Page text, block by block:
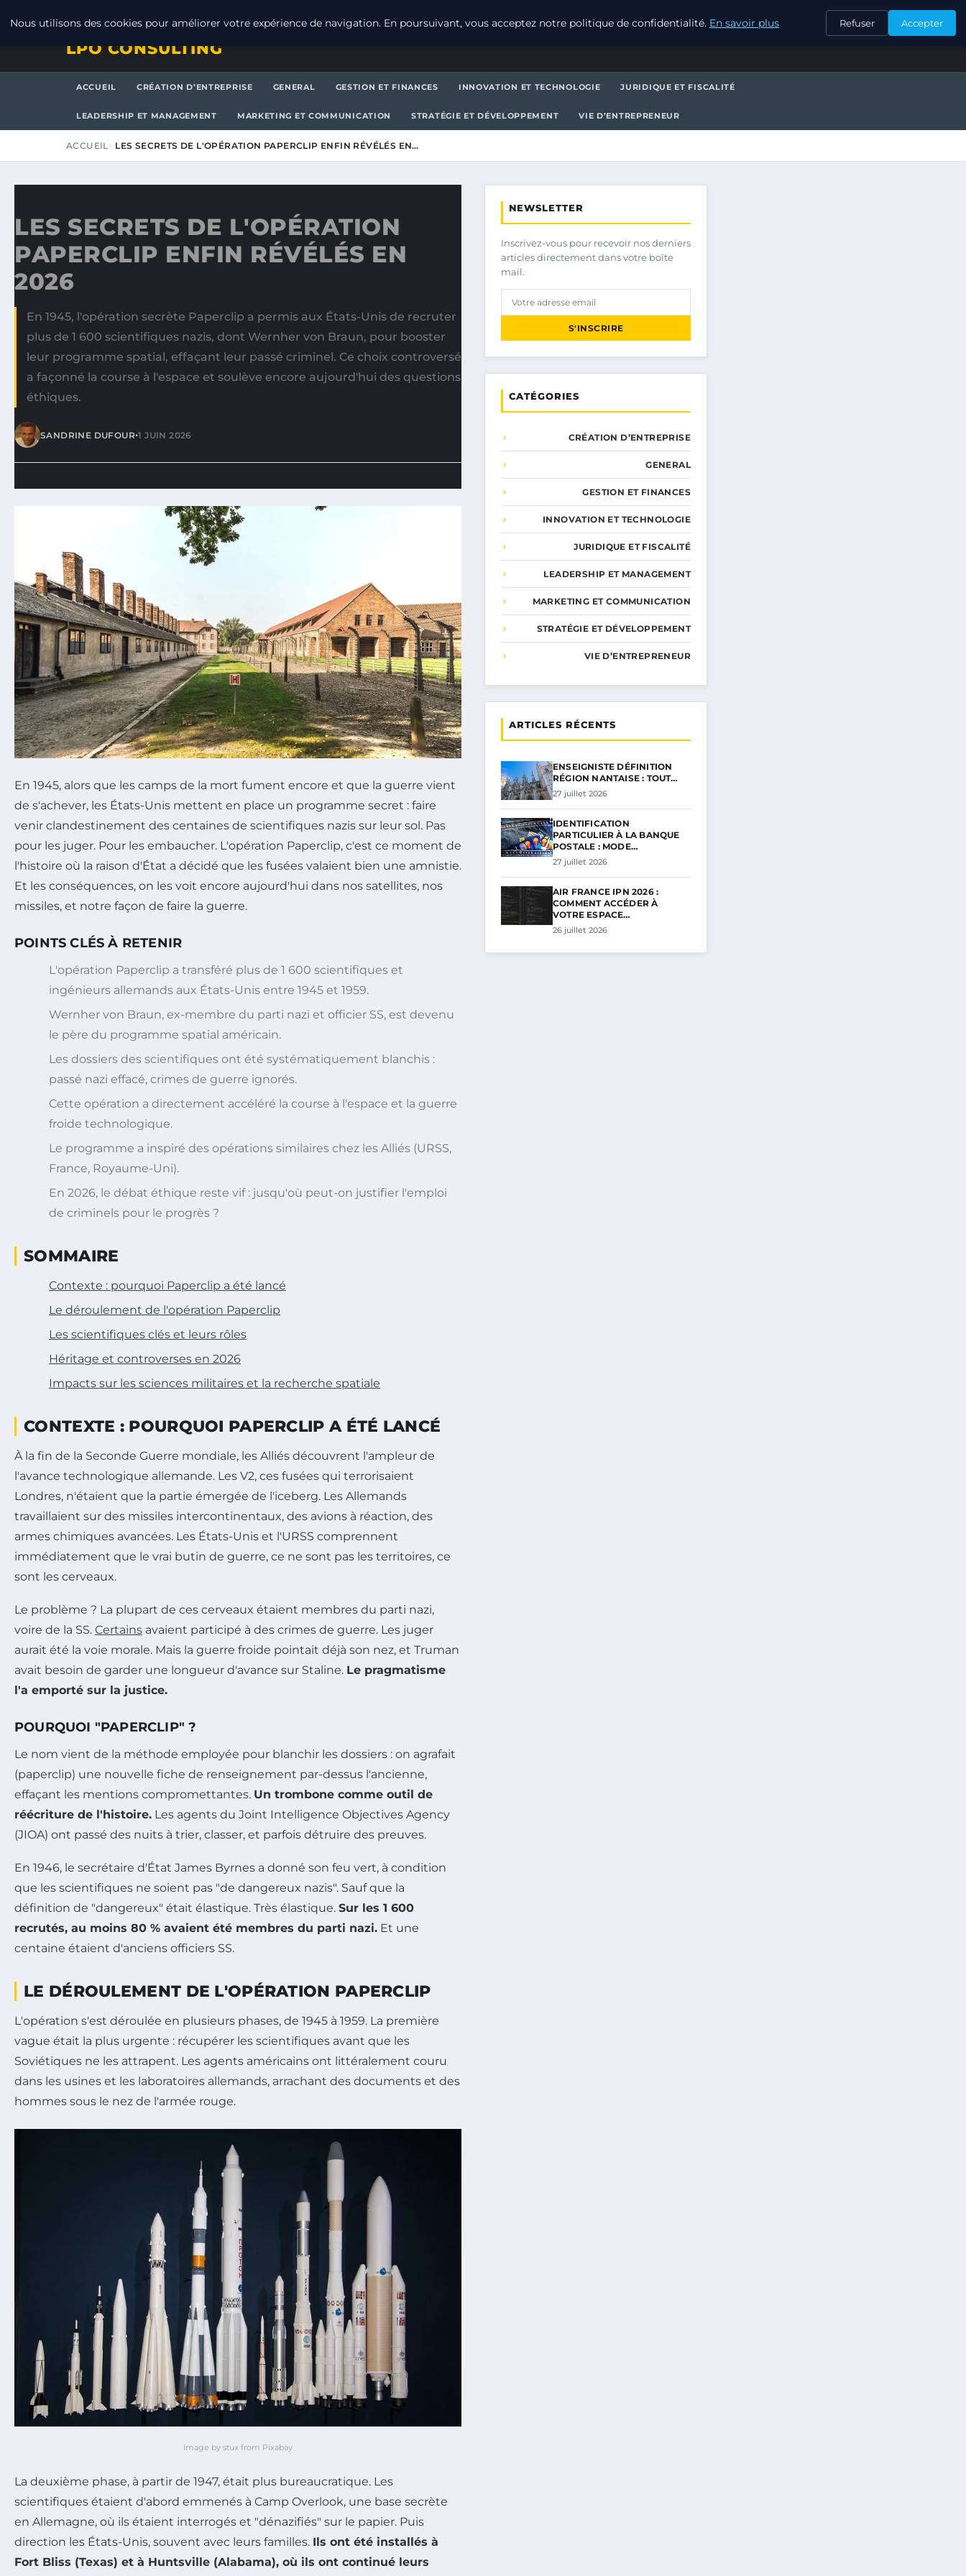
CONTACT
LPO CONSULTING
ACCUEIL CRÉATION D’ENTREPRISE GENERAL GESTION ET FINANCES INNOVATION ET TECHNOLOGIE JURIDIQUE ET FISCALITÉ
LEADERSHIP ET MANAGEMENT MARKETING ET COMMUNICATION STRATÉGIE ET DÉVELOPPEMENT VIE D’ENTREPRENEUR
ACCUEIL LES SECRETS DE L'OPÉRATION PAPERCLIP ENFIN RÉVÉLÉS EN…
LES SECRETS DE L'OPÉRATION
PAPERCLIP ENFIN RÉVÉLÉS EN
2026
En 1945, l'opération secrète Paperclip a permis aux États-Unis de recruter
plus de 1 600 scientifiques nazis, dont Wernher von Braun, pour booster
leur programme spatial, effaçant leur passé criminel. Ce choix controversé
a façonné la course à l'espace et soulève encore aujourd'hui des questions
éthiques.
SANDRINE DUFOUR•1 JUIN 2026
En 1945, alors que les camps de la mort fument encore et que la guerre vient
de s'achever, les États-Unis mettent en place un programme secret : faire
venir clandestinement des centaines de scientifiques nazis sur leur sol. Pas
pour les juger. Pour les embaucher. L'opération Paperclip, c'est ce moment de
l'histoire où la raison d'État a décidé que les fusées valaient bien une amnistie.
Et les conséquences, on les voit encore aujourd'hui dans nos satellites, nos
missiles, et notre façon de faire la guerre.
POINTS CLÉS À RETENIR
L'opération Paperclip a transféré plus de 1 600 scientifiques et
ingénieurs allemands aux États-Unis entre 1945 et 1959.
Wernher von Braun, ex-membre du parti nazi et officier SS, est devenu
le père du programme spatial américain.
Les dossiers des scientifiques ont été systématiquement blanchis :
passé nazi effacé, crimes de guerre ignorés.
Cette opération a directement accéléré la course à l'espace et la guerre
froide technologique.
Le programme a inspiré des opérations similaires chez les Alliés (URSS,
France, Royaume-Uni).
En 2026, le débat éthique reste vif : jusqu'où peut-on justifier l'emploi
de criminels pour le progrès ?
SOMMAIRE
Contexte : pourquoi Paperclip a été lancé
Le déroulement de l'opération Paperclip
Les scientifiques clés et leurs rôles
Héritage et controverses en 2026
Impacts sur les sciences militaires et la recherche spatiale
CONTEXTE : POURQUOI PAPERCLIP A ÉTÉ LANCÉ
À la fin de la Seconde Guerre mondiale, les Alliés découvrent l'ampleur de
l'avance technologique allemande. Les V2, ces fusées qui terrorisaient
Londres, n'étaient que la partie émergée de l'iceberg. Les Allemands
travaillaient sur des missiles intercontinentaux, des avions à réaction, des
armes chimiques avancées. Les États-Unis et l'URSS comprennent
immédiatement que le vrai butin de guerre, ce ne sont pas les territoires, ce
sont les cerveaux.
Le problème ? La plupart de ces cerveaux étaient membres du parti nazi,
voire de la SS. Certains avaient participé à des crimes de guerre. Les juger
aurait été la voie morale. Mais la guerre froide pointait déjà son nez, et Truman
avait besoin de garder une longueur d'avance sur Staline. Le pragmatisme
l'a emporté sur la justice.
POURQUOI "PAPERCLIP" ?
Le nom vient de la méthode employée pour blanchir les dossiers : on agrafait
(paperclip) une nouvelle fiche de renseignement par-dessus l'ancienne,
effaçant les mentions compromettantes. Un trombone comme outil de
réécriture de l'histoire. Les agents du Joint Intelligence Objectives Agency
(JIOA) ont passé des nuits à trier, classer, et parfois détruire des preuves.
En 1946, le secrétaire d'État James Byrnes a donné son feu vert, à condition
que les scientifiques ne soient pas "de dangereux nazis". Sauf que la
définition de "dangereux" était élastique. Très élastique. Sur les 1 600
recrutés, au moins 80 % avaient été membres du parti nazi. Et une
centaine étaient d'anciens officiers SS.
LE DÉROULEMENT DE L'OPÉRATION PAPERCLIP
L'opération s'est déroulée en plusieurs phases, de 1945 à 1959. La première
vague était la plus urgente : récupérer les scientifiques avant que les
Soviétiques ne les attrapent. Les agents américains ont littéralement couru
dans les usines et les laboratoires allemands, arrachant des documents et des
hommes sous le nez de l'armée rouge.
Image by stux from Pixabay
La deuxième phase, à partir de 1947, était plus bureaucratique. Les
scientifiques étaient d'abord emmenés à Camp Overlook, une base secrète
en Allemagne, où ils étaient interrogés et "dénazifiés" sur le papier. Puis
direction les États-Unis, souvent avec leurs familles. Ils ont été installés à
Fort Bliss (Texas) et à Huntsville (Alabama), où ils ont continué leurs
NEWSLETTER
Inscrivez-vous pour recevoir nos derniers
articles directement dans votre boîte
mail.
S'INSCRIRE
CATÉGORIES
CRÉATION D’ENTREPRISE
GENERAL
GESTION ET FINANCES
INNOVATION ET TECHNOLOGIE
JURIDIQUE ET FISCALITÉ
LEADERSHIP ET MANAGEMENT
MARKETING ET COMMUNICATION
STRATÉGIE ET DÉVELOPPEMENT
VIE D’ENTREPRENEUR
ARTICLES RÉCENTS
ENSEIGNISTE DÉFINITION
RÉGION NANTAISE : TOUT…
27 juillet 2026
IDENTIFICATION
PARTICULIER À LA BANQUE
POSTALE : MODE…
27 juillet 2026
AIR FRANCE IPN 2026 :
COMMENT ACCÉDER À
VOTRE ESPACE…
26 juillet 2026
Nous utilisons des cookies pour améliorer votre expérience de navigation. En poursuivant, vous acceptez notre politique de confidentialité. En savoir plus Refuser Accepter